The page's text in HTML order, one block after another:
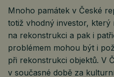
Mnoho památek v České
totiž vhodný investor, který
na rekonstrukci a pak i
problémem mohou být i
při rekonstrukci objektů. V
v současné době za